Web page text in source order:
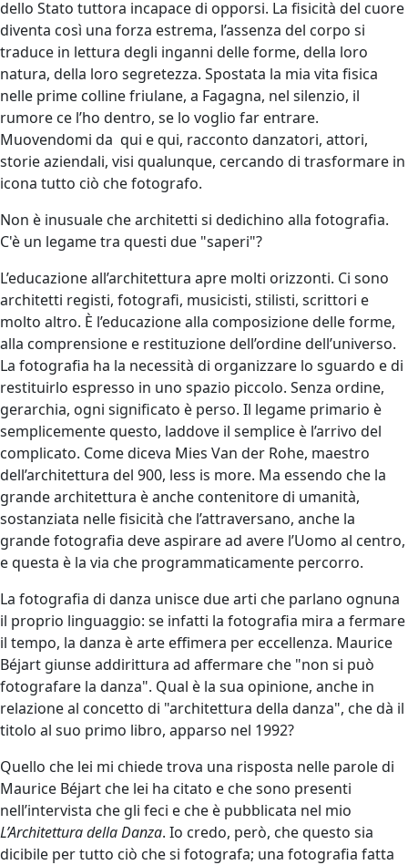
dello Stato tuttora incapace di opporsi. La fisicità del cuore
diventa così una forza estrema, l’assenza del corpo si
traduce in lettura degli inganni delle forme, della loro
natura, della loro segretezza. Spostata la mia vita fisica
nelle prime colline friulane, a Fagagna, nel silenzio, il
rumore ce l’ho dentro, se lo voglio far entrare.
Muovendomi da qui e qui, racconto danzatori, attori,
storie aziendali, visi qualunque, cercando di trasformare in
icona tutto ciò che fotografo.
Non è inusuale che architetti si dedichino alla fotografia.
C'è un legame tra questi due "saperi"?
L’educazione all’architettura apre molti orizzonti. Ci sono
architetti registi, fotografi, musicisti, stilisti, scrittori e
molto altro. È l’educazione alla composizione delle forme,
alla comprensione e restituzione dell’ordine dell’universo.
La fotografia ha la necessità di organizzare lo sguardo e di
restituirlo espresso in uno spazio piccolo. Senza ordine,
gerarchia, ogni significato è perso. Il legame primario è
semplicemente questo, laddove il semplice è l’arrivo del
complicato. Come diceva Mies Van der Rohe, maestro
dell’architettura del 900, less is more. Ma essendo che la
grande architettura è anche contenitore di umanità,
sostanziata nelle fisicità che l’attraversano, anche la
grande fotografia deve aspirare ad avere l’Uomo al centro,
e questa è la via che programmaticamente percorro.
La fotografia di danza unisce due arti che parlano ognuna
il proprio linguaggio: se infatti la fotografia mira a fermare
il tempo, la danza è arte effimera per eccellenza. Maurice
Béjart giunse addirittura ad affermare che "non si può
fotografare la danza". Qual è la sua opinione, anche in
relazione al concetto di "architettura della danza", che dà il
titolo al suo primo libro, apparso nel 1992?
Quello che lei mi chiede trova una risposta nelle parole di
Maurice Béjart che lei ha citato e che sono presenti
nell’intervista che gli feci e che è pubblicata nel mio
L’Architettura della Danza. Io credo, però, che questo sia
dicibile per tutto ciò che si fotografa; una fotografia fatta